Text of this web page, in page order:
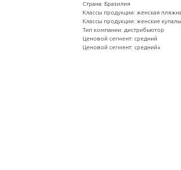
Страна: Бразилия
Классы продукции: женская
Классы продукции: женские
Тип компании: дистрибьютор
Ценовой сегмент: средний
Ценовой сегмент: средний+